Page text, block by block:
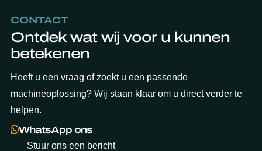
CONTACT
Ontdek wat wij voor u kunnen
betekenen
Heeft u een vraag of zoekt u een passende
machineoplossing? Wij staan klaar om u direct verder te
helpen.
WhatsApp ons
Stuur ons een bericht